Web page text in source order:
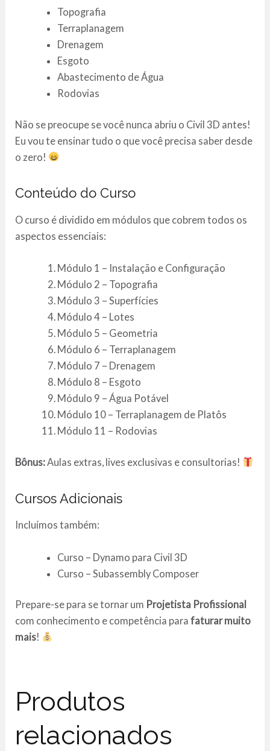
Topografia
Terraplanagem
Drenagem
Esgoto
Abastecimento de Água
Rodovias
Não se preocupe se você nunca abriu o Civil 3D antes!
Eu vou te ensinar tudo o que você precisa saber desde
o zero!
Conteúdo do Curso
O curso é dividido em módulos que cobrem todos os
aspectos essenciais:
Módulo 1 – Instalação e Configuração
Módulo 2 – Topografia
Módulo 3 – Superfícies
Módulo 4 – Lotes
Módulo 5 – Geometria
Módulo 6 – Terraplanagem
Módulo 7 – Drenagem
Módulo 8 – Esgoto
Módulo 9 – Água Potável
Módulo 10 – Terraplanagem de Platôs
Módulo 11 – Rodovias
Bônus:Aulas extras, lives exclusivas e consultorias!
Cursos Adicionais
Incluímos também:
Curso – Dynamo para Civil 3D
Curso – Subassembly Composer
Prepare-se para se tornar um Projetista Profissional
com conhecimento e competência parafaturar muito
mais!
Produtos
relacionados